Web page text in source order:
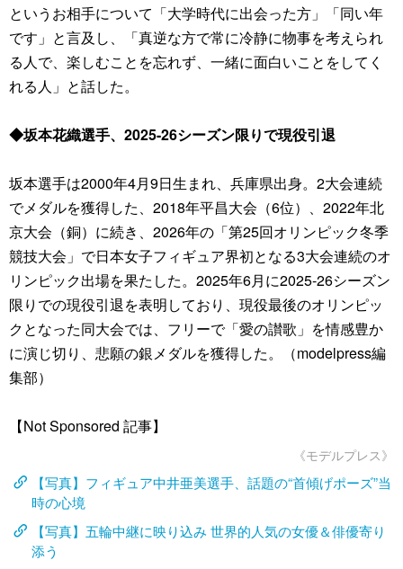
というお相手について「大学時代に出会った方」「同い年
です」と言及し、「真逆な方で常に冷静に物事を考えられ
る人で、楽しむことを忘れず、一緒に面白いことをしてく
れる人」と話した。
◆坂本花織選手、2025-26シーズン限りで現役引退
坂本選手は2000年4月9日生まれ、兵庫県出身。2大会連続
でメダルを獲得した、2018年平昌大会（6位）、2022年北
京大会（銅）に続き、2026年の「第25回オリンピック冬季
競技大会」で日本女子フィギュア界初となる3大会連続のオ
リンピック出場を果たした。2025年6月に2025-26シーズン
限りでの現役引退を表明しており、現役最後のオリンピッ
クとなった同大会では、フリーで「愛の讃歌」を情感豊か
に演じ切り、悲願の銀メダルを獲得した。（modelpress編
集部）
【Not Sponsored 記事】
《モデルプレス》
【写真】フィギュア中井亜美選手、話題の“首傾げポーズ”当
時の心境
【写真】五輪中継に映り込み 世界的人気の女優＆俳優寄り
添う